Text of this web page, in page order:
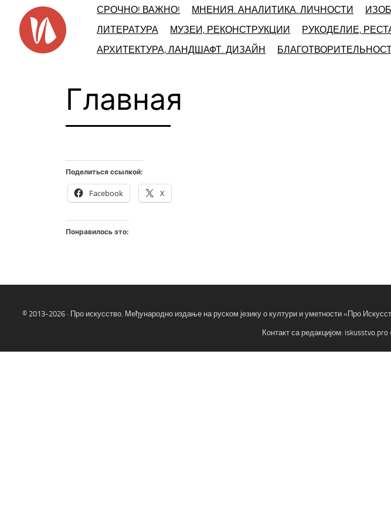
content
СРОЧНО! ВАЖНО! МНЕНИЯ. АНАЛИТИКА. ЛИЧНОСТИ
ЛИТЕРАТУРА
МУЗЕИ, РЕКОНСТРУКЦИИ РУКОДЕЛИЕ,
АРХИТЕКТУРА, ЛАНДШАФТ. ДИЗАЙН
Главная
Поделиться ссылкой:
Facebook X
Понравилось это:
© 2013-2026 · Про искусство. Међународно издање на руском језику о култури и уметности «Про
Контакт са редакцијом: